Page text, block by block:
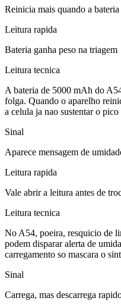
Reinicia mais quando a bateria
Leitura rapida
Bateria ganha peso na triagem
Leitura tecnica
A bateria de 5000 mAh do
folga. Quando o aparelho
a celula ja nao sustentar o pico
Sinal
Aparece mensagem de
Leitura rapida
Vale abrir a leitura antes de
Leitura tecnica
No A54, poeira, resquicio de
podem disparar alerta de
carregamento so mascara o
Sinal
Carrega, mas descarrega